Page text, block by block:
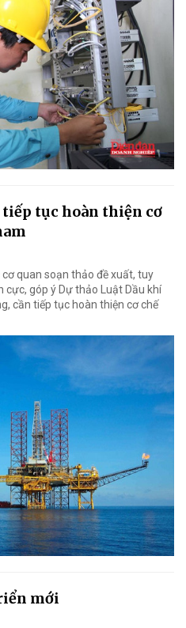
tiếp tục hoàn thiện cơ
quan soạn thảo đề xuất, tuy
góp ý Dự thảo Luật Dầu khí
cần tiếp tục hoàn thiện cơ chế
mới